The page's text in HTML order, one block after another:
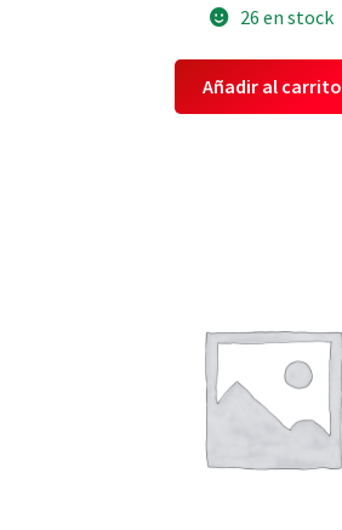
26 en stock
Añadir al carrito